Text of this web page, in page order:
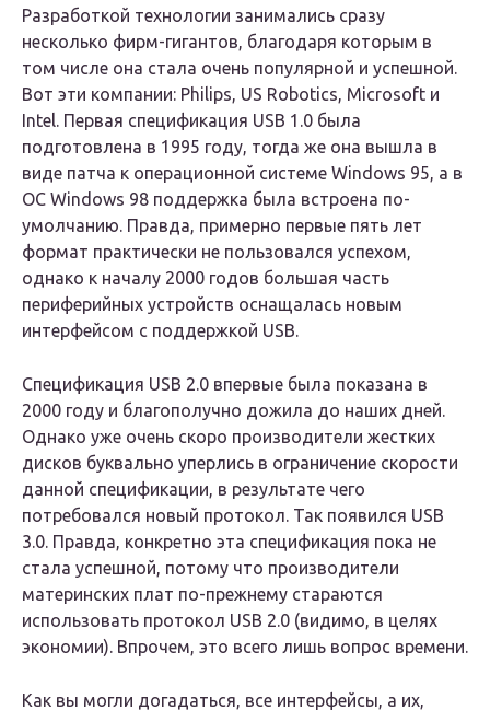
Разработкой технологии занимались сразу
несколько фирм-гигантов, благодаря которым в
том числе она стала очень популярной и успешной.
Вот эти компании: Philips, US Robotics, Microsoft и
Intel. Первая спецификация USB 1.0 была
подготовлена в 1995 году, тогда же она вышла в
виде патча к операционной системе Windows 95, а в
ОС Windows 98 поддержка была встроена по-
умолчанию. Правда, примерно первые пять лет
формат практически не пользовался успехом,
однако к началу 2000 годов большая часть
периферийных устройств оснащалась новым
интерфейсом с поддержкой USB.
Спецификация USB 2.0 впервые была показана в
2000 году и благополучно дожила до наших дней.
Однако уже очень скоро производители жестких
дисков буквально уперлись в ограничение скорости
данной спецификации, в результате чего
потребовался новый протокол. Так появился USB
3.0. Правда, конкретно эта спецификация пока не
стала успешной, потому что производители
материнских плат по-прежнему стараются
использовать протокол USB 2.0 (видимо, в целях
экономии). Впрочем, это всего лишь вопрос времени.
Как вы могли догадаться, все интерфейсы, а их,